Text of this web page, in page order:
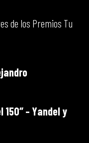
de los Premios Tu
– Yandel y